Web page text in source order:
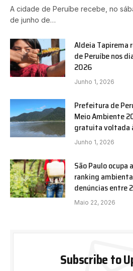
A cidade de Peruíbe recebe, no
de junho de…
Aldeia Tapirema
de Peruíbe nos
2026
Junho 1, 2026
Prefeitura de
Meio Ambiente
gratuita voltada
Junho 1, 2026
São Paulo ocupa
ranking
denúncias entre
Maio 22, 2026
Subscribe to